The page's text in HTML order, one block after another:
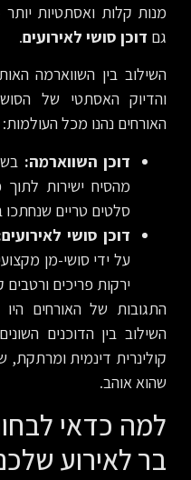
מנות קלות ואסתטיות
גם דוכן סושי לאירועים.
השילוב בין השווארמה
והדיוק האסתטי של
האורחים נהנו מכל העולמות:
דוכן השווארמה:
מהסיח ישירות לתוך
סלטים טריים שנחתכו
דוכן סושי
על ידי סושי-מן
ירקות פריכים ורטבים
התגובות של האורחים היו
השילוב בין הדוכנים
קולינרית דינמית
שהוא אוהב.
למה כדאי
בר לאירוע